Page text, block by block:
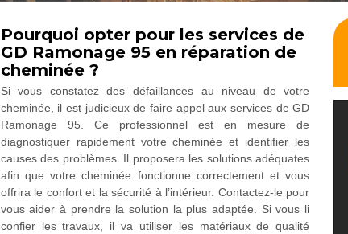
Pourquoi opter pour les services de
GD Ramonage 95 en réparation de
cheminée ?
Si vous constatez des défaillances au niveau de votre
cheminée, il est judicieux de faire appel aux services de GD
Ramonage 95. Ce professionnel est en mesure de
diagnostiquer rapidement votre cheminée et identifier les
causes des problèmes. Il proposera les solutions adéquates
afin que votre cheminée fonctionne correctement et vous
offrira le confort et la sécurité à l’intérieur. Contactez-le pour
vous aider à prendre la solution la plus adaptée. Si vous li
confier les travaux, il va utiliser les matériaux de qualité